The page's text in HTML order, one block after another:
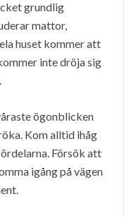
grundlig
mattor,
huset kommer att
inte dröja sig
ögonblicken
Kom alltid ihåg
Försök att
igång på vägen